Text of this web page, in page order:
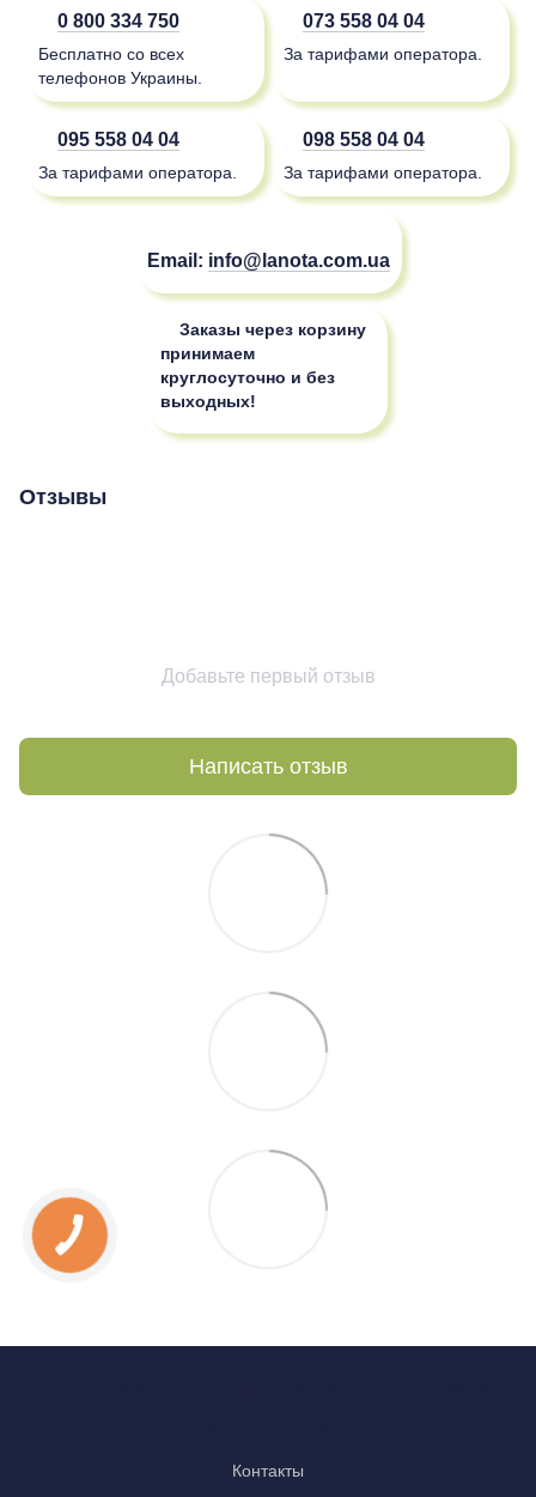
0 800 334 750
Бесплатно со всех
телефонов Украины.
073 558 04 04
За тарифами оператора.
095 558 04 04
За тарифами оператора.
098 558 04 04
За тарифами оператора.
Email: info@lanota.com.ua
Заказы через корзину
принимаем
круглосуточно и без
выходных!
Отзывы
Добавьте первый отзыв
Написать отзыв
Контакты